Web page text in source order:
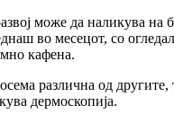
може да наликува
во месецот, со
кафена.
различна од
дермоскопија.